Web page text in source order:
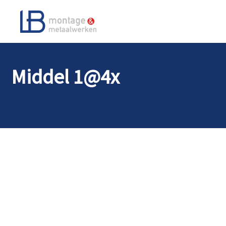
Middel 1@4x